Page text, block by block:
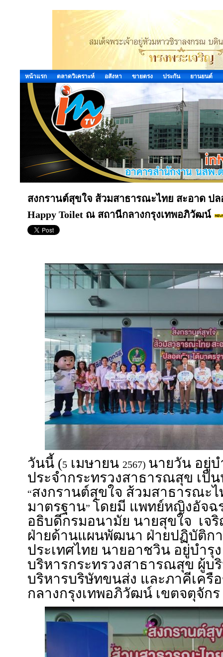
หน้าแรก ตลาดวิเคราะห์ อสังหา ขายตรง ประกัน ยานยนต์
สงกรานต์สุขใจ ส้วมสาธารณะไทย สะอาด ป
Happy Toilet ณ สถานีกลางกรุงเทพอภิวัฒน์
วันนี้ (5 เมษายน 2567) นายวัน อยู่บ
ประจำกระทรวงสาธารณสุข เป็
“สงกรานต์สุขใจ ส้วมสาธารณะ
มาตรฐาน” โดยมี แพทย์หญิงอัจ
อธิบดีกรมอนามัย นายสุขใจ เจ
ฝ่ายด้านแผนพัฒนา ฝ่ายปฏิบัติกา
ประเทศไทย นายอาชวิน อยู่บำรุ
บริหารกระทรวงสาธารณสุข ผู้บ
บริหารบริษัทขนส่ง และภาคีเครื
กลางกรุงเทพอภิวัฒน์ เขตจตุจัก